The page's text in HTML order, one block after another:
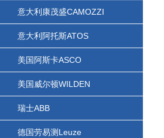
意大利康茂盛CAMOZZI
意大利阿托斯ATOS
美国阿斯卡ASCO
美国威尔顿WILDEN
瑞士ABB
德国劳易测Leuze